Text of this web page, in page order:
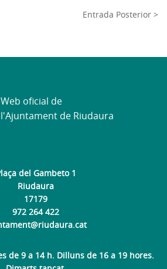
Entrada Posterior >
del Gambeto 1
Riudaura
17179
972 264 422
de 9 a 14 h. Dilluns de 16 a 19 hores.
Web oficial de
l'Ajuntament de Riudaura